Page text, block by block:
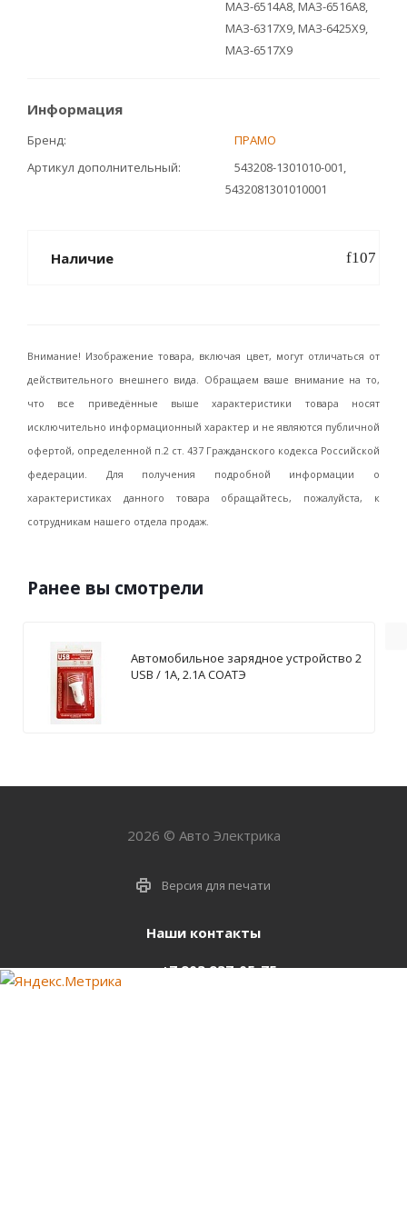
МАЗ-6514А8, МАЗ-6516А8,
МАЗ-6317Х9, МАЗ-6425Х9,
МАЗ-6517Х9
Информация
Бренд
ПРАМО
Артикул дополнительный
543208-1301010-001,
5432081301010001
Наличие
Внимание! Изображение товара, включая цвет, могут отличаться от
действительного внешнего вида. Обращаем ваше внимание на то,
что все приведённые выше характеристики товара носят
исключительно информационный характер и не являются публичной
офертой, определенной п.2 ст. 437 Гражданского кодекса Российской
федерации. Для получения подробной информации о
характеристиках данного товара обращайтесь, пожалуйста, к
сотрудникам нашего отдела продаж.
Ранее вы смотрели
Автомобильное зарядное устройство 2
USB / 1А, 2.1А СОАТЭ
2026 © Авто Электрика
Версия для печати
Наши контакты
+7 903 937-05-75